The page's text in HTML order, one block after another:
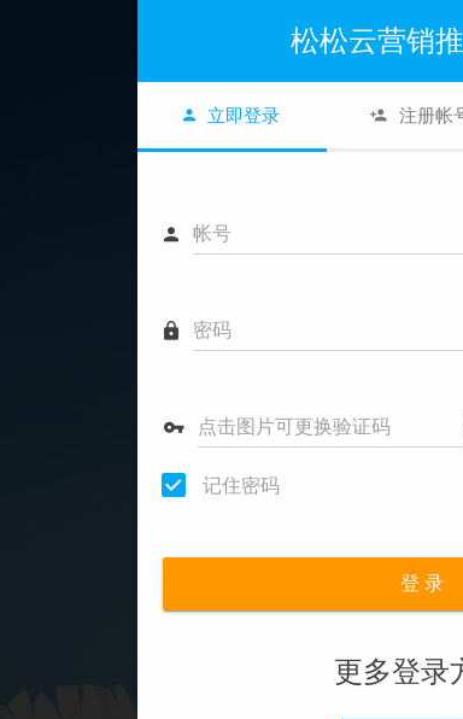
松松云营销
立即登录 注册帐
帐号
密码
点击图片可更换验证码
记住密码
登 录
更多登录